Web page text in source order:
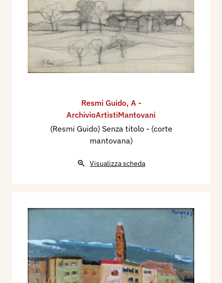
Resmi Guido, A -
ArchivioArtistiMantovani
(Resmi Guido) Senza titolo - (corte
mantovana)
Visualizza scheda